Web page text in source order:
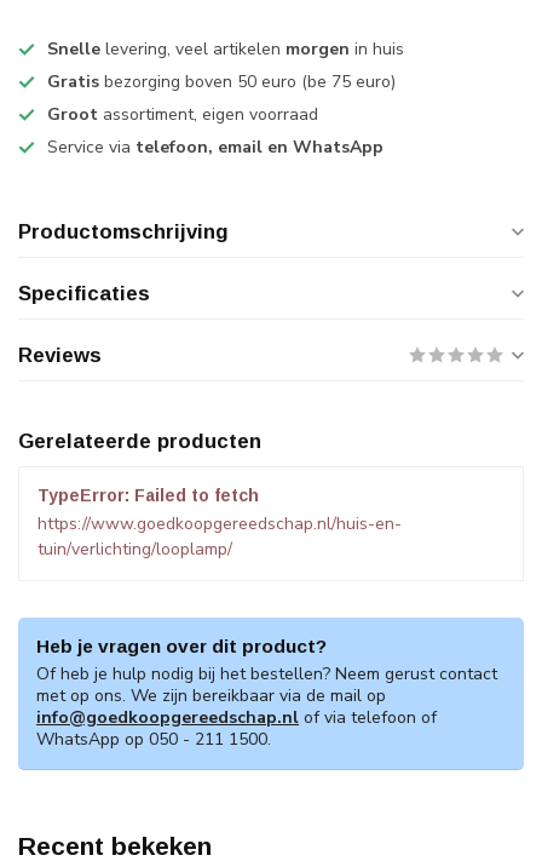
Snelle levering, veel artikelen morgen in huis
Gratis bezorging boven 50 euro (be 75 euro)
Groot assortiment, eigen voorraad
Service via telefoon, email en WhatsApp
Productomschrijving
Specificaties
Reviews
Gerelateerde producten
TypeError: Failed to fetch
https://www.goedkoopgereedschap.nl/huis-en-
tuin/verlichting/looplamp/
Heb je vragen over dit product?
Of heb je hulp nodig bij het bestellen? Neem gerust contact
met op ons. We zijn bereikbaar via de mail op
info@goedkoopgereedschap.nl of via telefoon of
WhatsApp op 050 - 211 1500.
Recent bekeken